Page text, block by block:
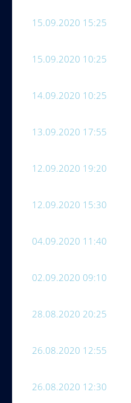
15.09.2020 15:25
15.09.2020 10:25
14.09.2020 10:25
13.09.2020 17:55
12.09.2020 19:20
12.09.2020 15:30
04.09.2020 11:40
02.09.2020 09:10
28.08.2020 20:25
26.08.2020 12:55
26.08.2020 12:30